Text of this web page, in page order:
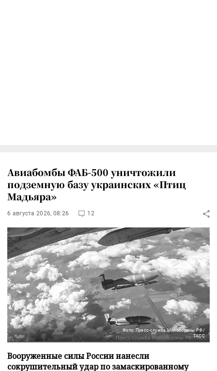
Авиабомбы ФАБ-500 уничтожили
подземную базу украинских «Птиц
Мадьяра»
6 августа 2026, 08:26 12
Фото: Пресс-служба Минобороны РФ/
ТАСС
Вооруженные силы России нанесли
сокрушительный удар по замаскированному